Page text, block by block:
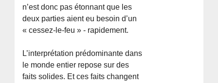
n’est donc pas étonnant que les
deux parties aient eu besoin d’un
« cessez-le-feu » - rapidement.
L’interprétation prédominante dans
le monde entier repose sur des
faits solides. Et ces faits changent